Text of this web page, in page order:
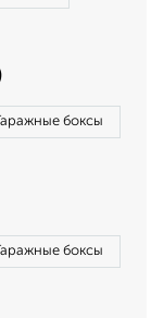
боксы
боксы